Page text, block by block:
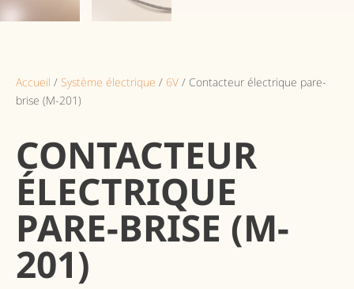
Accueil / Système électrique / 6V / Contacteur électrique pare-
brise (M-201)
CONTACTEUR
ÉLECTRIQUE
PARE-BRISE (M-
201)